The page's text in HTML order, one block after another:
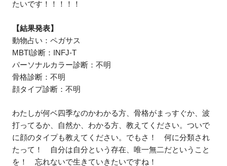
たいです！！！！！
【結果発表】
動物占い：ペガサス
MBTI診断：INFJ‐T
パーソナルカラー診断：不明
骨格診断：不明
顔タイプ診断：不明
わたしが何ベ四季なのかわかる方、骨格がまっすぐか、波
打ってるか、自然か、わかる方、教えてください。ついで
に顔のタイプも教えてください。でもさ！ 何に分類され
たって！ 自分は自分という存在、唯一無二だということ
を！ 忘れないで生きていきたいですね！